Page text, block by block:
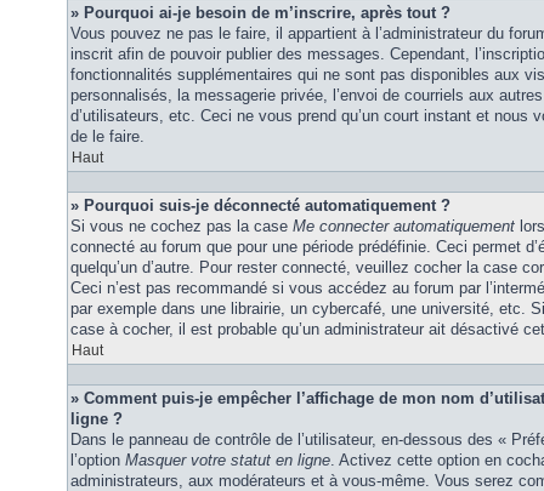
» Pourquoi ai-je besoin de m’inscrire, après tout ?
Vous pouvez ne pas le faire, il appartient à l’administrateur du
inscrit afin de pouvoir publier des messages. Cependant,
fonctionnalités supplémentaires qui ne sont pas disponibles aux
personnalisés, la messagerie privée, l’envoi de courriels aux
d’utilisateurs, etc. Ceci ne vous prend qu’un court instant et nous
de le faire.
Haut
» Pourquoi suis-je déconnecté automatiquement ?
Si vous ne cochez pas la case Me connecter automatiquement
connecté au forum que pour une période prédéfinie. Ceci permet
quelqu’un d’autre. Pour rester connecté, veuillez cocher la case
Ceci n’est pas recommandé si vous accédez au forum par
par exemple dans une librairie, un cybercafé, une université, etc.
case à cocher, il est probable qu’un administrateur ait désactivé
Haut
» Comment puis-je empêcher l’affichage de mon nom
ligne ?
Dans le panneau de contrôle de l’utilisateur, en-dessous des «
l’option Masquer votre statut en ligne. Activez cette option en
administrateurs, aux modérateurs et à vous-même. Vous serez